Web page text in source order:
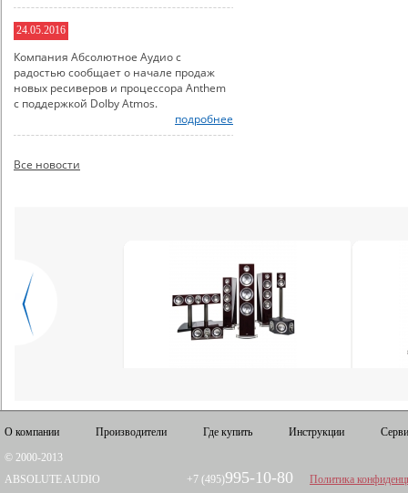
24.05.2016
Компания Абсолютное Аудио с
радостью сообщает о начале продаж
новых ресиверов и процессора Anthem
с поддержкой Dolby Atmos.
подробнее
Все новости
О компании Производители Где купить Инструкции
© 2000-2013
ABSOLUTE AUDIO
+7 (495)995-10-80 Политика